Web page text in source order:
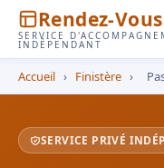
Rendez-
SERVICE
INDÉPENDANT
Accueil › Finistère ›
SERVICE PRIVÉ